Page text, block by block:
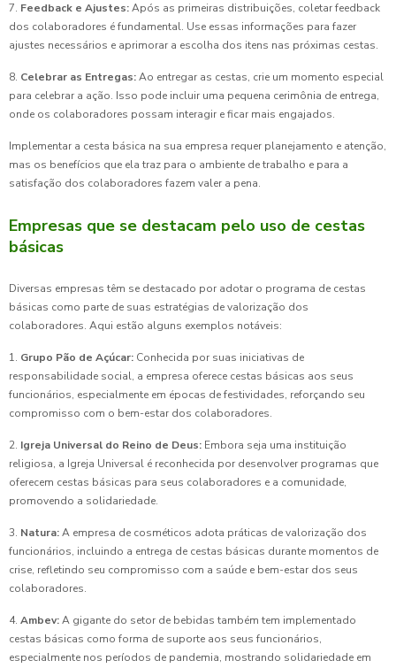
7. Feedback e Ajustes:Após as primeiras distribuições, coletar feedback
dos colaboradores é fundamental. Use essas informações para fazer
ajustes necessários e aprimorar a escolha dos itens nas próximas cestas.
8. Celebrar as Entregas:Ao entregar as cestas, crie um momento especial
para celebrar a ação. Isso pode incluir uma pequena cerimônia de entrega,
onde os colaboradores possam interagir e ficar mais engajados.
Implementar a cesta básica na sua empresa requer planejamento e atenção,
mas os benefícios que ela traz para o ambiente de trabalho e para a
satisfação dos colaboradores fazem valer a pena.
Empresas que se destacam pelo uso de cestas
básicas
Diversas empresas têm se destacado por adotar o programa de cestas
básicas como parte de suas estratégias de valorização dos
colaboradores. Aqui estão alguns exemplos notáveis:
1. Grupo Pão de Açúcar: Conhecida por suas iniciativas de
responsabilidade social, a empresa oferece cestas básicas aos seus
funcionários, especialmente em épocas de festividades, reforçando seu
compromisso com o bem-estar dos colaboradores.
2. Igreja Universal do Reino de Deus: Embora seja uma instituição
religiosa, a Igreja Universal é reconhecida por desenvolver programas que
oferecem cestas básicas para seus colaboradores e a comunidade,
promovendo a solidariedade.
3. Natura:A empresa de cosméticos adota práticas de valorização dos
funcionários, incluindo a entrega de cestas básicas durante momentos de
crise, refletindo seu compromisso com a saúde e bem-estar dos seus
colaboradores.
4. Ambev:A gigante do setor de bebidas também tem implementado
cestas básicas como forma de suporte aos seus funcionários,
especialmente nos períodos de pandemia, mostrando solidariedade em